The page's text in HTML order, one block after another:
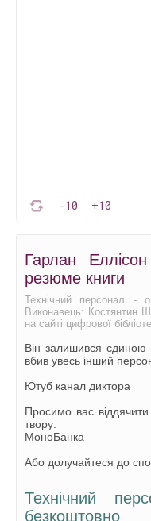
-10 +10
Гарлан
резюме книги
Технічний персонал -
Виконавець: Костянтин
на сайті цифрової
Він залишився
вбив увесь інший
Ютуб канал диктора
Просимо вас
твору:
МоноБанка
Або долучайтеся до
Технічний
безкоштовно